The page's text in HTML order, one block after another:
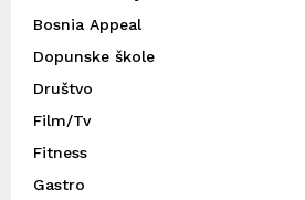
Bosnia Appeal
Dopunske škole
Društvo
Film/Tv
Fitness
Gastro